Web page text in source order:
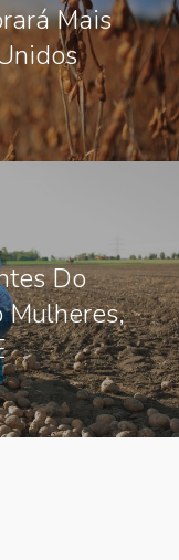
Mais
Do
Mulheres,